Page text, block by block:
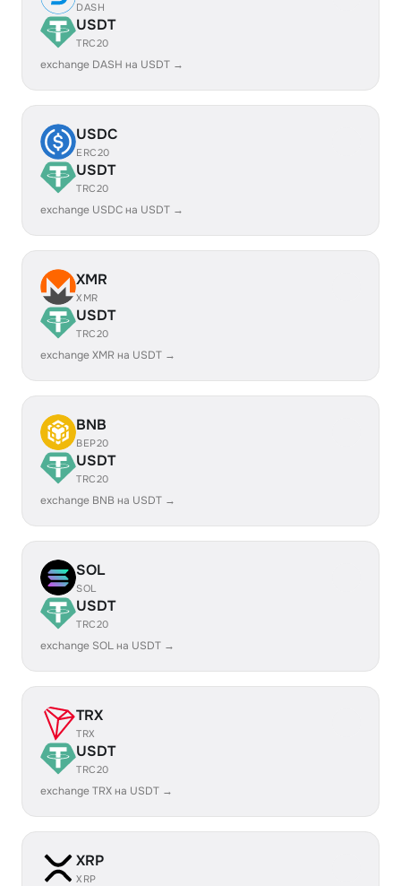
DASH
USDT
TRC20
exchange DASH на USDT →
USDC
ERC20
USDT
TRC20
exchange USDC на USDT →
XMR
XMR
USDT
TRC20
exchange XMR на USDT →
BNB
BEP20
USDT
TRC20
exchange BNB на USDT →
SOL
SOL
USDT
TRC20
exchange SOL на USDT →
TRX
TRX
USDT
TRC20
exchange TRX на USDT →
XRP
XRP